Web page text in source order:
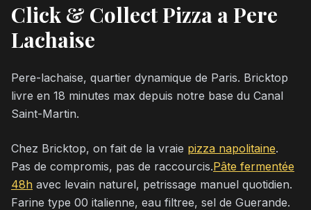
Click & Collect Pizza a Pere
Lachaise
Pere-lachaise, quartier dynamique de Paris. Bricktop
livre en 18 minutes max depuis notre base du Canal
Saint-Martin.
Chez Bricktop, on fait de la vraie pizza napolitaine.
Pas de compromis, pas de raccourcis.Pâte fermentée
48h avec levain naturel, petrissage manuel quotidien.
Farine type 00 italienne, eau filtree, sel de Guerande.